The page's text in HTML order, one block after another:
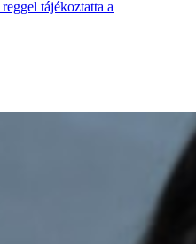
tájékoztatta a